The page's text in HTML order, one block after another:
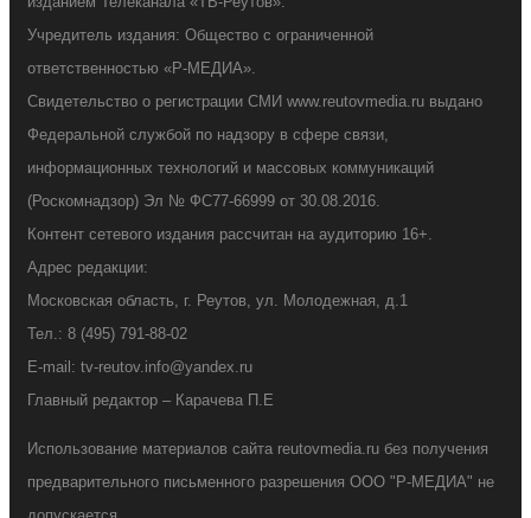
Учредитель издания: Общество с ограниченной
ответственностью «Р-МЕДИА».
Свидетельство о регистрации СМИ www.reutovmedia.ru выдано
Федеральной службой по надзору в сфере связи,
информационных технологий и массовых коммуникаций
(Роскомнадзор) Эл № ФС77-66999 от 30.08.2016.
Контент сетевого издания рассчитан на аудиторию 16+.
Адрес редакции:
Московская область, г. Реутов, ул. Молодежная, д.1
Тел.: 8 (495) 791-88-02
E-mail: tv-reutov.info@yandex.ru
Главный редактор – Карачева П.Е
Использование материалов сайта reutovmedia.ru без получения
предварительного письменного разрешения ООО "Р-МЕДИА" не